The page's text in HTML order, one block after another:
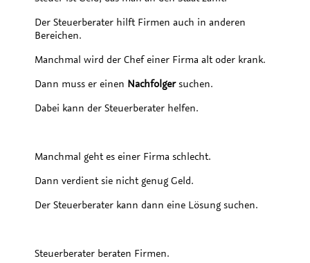
Der Steuerberater hilft Firmen auch in anderen
Bereichen.
Manchmal wird der Chef einer Firma alt oder krank.
Dann muss er einen Nachfolgersuchen.
Dabei kann der Steuerberater helfen.
Manchmal geht es einer Firma schlecht.
Dann verdient sie nicht genug Geld.
Der Steuerberater kann dann eine Lösung suchen.
Steuerberater beraten Firmen.